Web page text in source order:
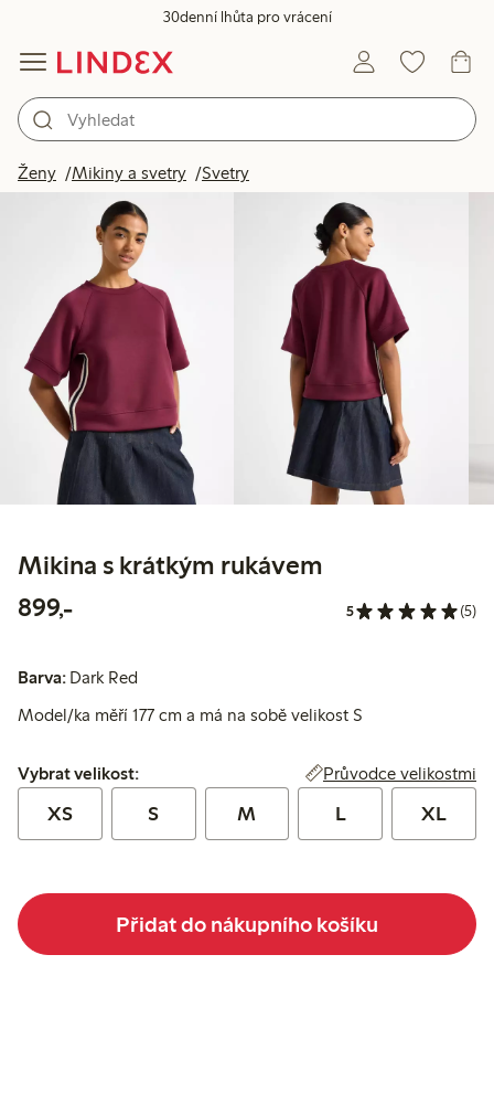
30denní lhůta pro vrácení
Ženy Mikiny a svetry Svetry
Mikina s krátkým rukávem
899,-899,00 Kč 5 (5)
Barva: Dark Red
Model/ka měří 177 cm a má na sobě velikost S
Vybrat velikost:
Vybrat velikost: Průvodce velikostmi
XS S M L XL
Přidat do nákupního košíku